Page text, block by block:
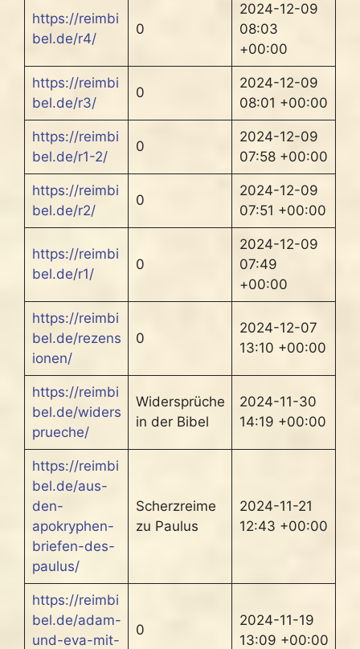
https://reimbi
bel.de/r4/
0
2024-12-09
08:03
+00:00
https://reimbi
bel.de/r3/
0
2024-12-09
08:01 +00:00
https://reimbi
bel.de/r1-2/
0
2024-12-09
07:58 +00:00
https://reimbi
bel.de/r2/
0
2024-12-09
07:51 +00:00
https://reimbi
bel.de/r1/
0
2024-12-09
07:49
+00:00
https://reimbi
bel.de/rezens
ionen/
0
2024-12-07
13:10 +00:00
https://reimbi
bel.de/widers
prueche/
Widersprüche
in der Bibel
2024-11-30
14:19 +00:00
https://reimbi
bel.de/aus-
den-
apokryphen-
briefen-des-
paulus/
Scherzreime
zu Paulus
2024-11-21
12:43 +00:00
https://reimbi
bel.de/adam-
und-eva-mit-
0
2024-11-19
13:09 +00:00